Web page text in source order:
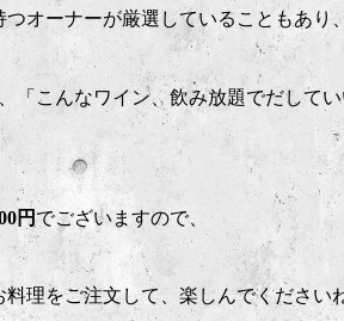
オーナーが厳選していることもあり
「こんなワイン、飲み放題でだして
円でございますので、
理をご注文して、楽しんでください